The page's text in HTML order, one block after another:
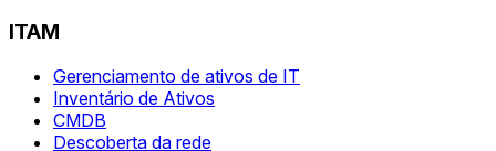
ITAM
Gerenciamento de ativos de IT
Inventário de Ativos
CMDB
Descoberta da rede